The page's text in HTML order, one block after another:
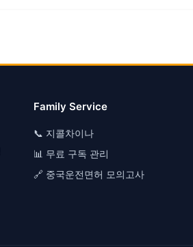
Family Service
📞 지콜차이나
📊 무료 구독 관리
🔗 중국운전면허 모의고사